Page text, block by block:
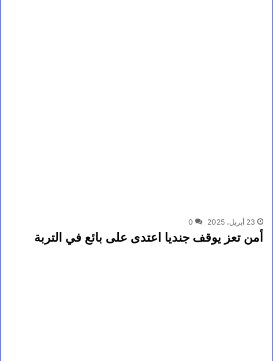
23 أبريل، 2025 0
أمن تعز يوقف جنديا اعتدى على بائع في التربة